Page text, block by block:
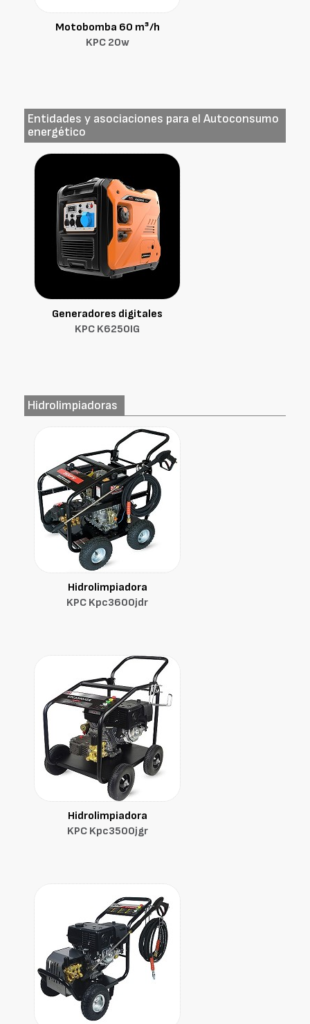
Motobomba 60 m³/h
KPC 20w
Entidades y asociaciones para el Autoconsumo
energético
Generadores digitales
KPC K6250IG
Hidrolimpiadoras
Hidrolimpiadora
KPC Kpc3600jdr
Hidrolimpiadora
KPC Kpc3500jgr